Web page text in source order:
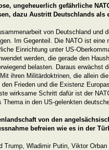
ungeheuerlich gefährliche
dazu Austritt Deutschlands als
von Deutschland und
Im Gegenteil. Die NATO ist eine
Einrichtung unter US-
werden, die gerade den
belasten. Daraus erwächst
ihren Militärdoktrinen, die allein
den Frieden und die Existenz
wirksame Schritt dafür ist der
Thema in den US-gelenkten
von den
befreien wie es in der
Trump, Wladimir Putin, Viktor